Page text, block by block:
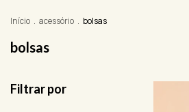
Início . acessório . bolsas
bolsas
Filtrar por